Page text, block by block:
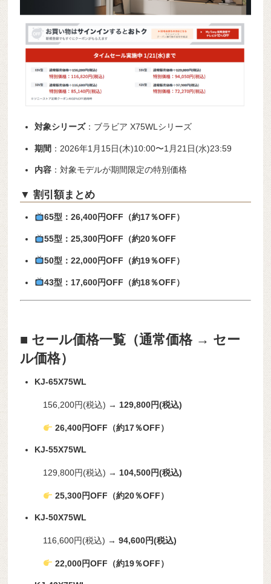
対象シリーズ：ブラビア X75WLシリーズ
期間 ：2026年1月15日(木)10:00〜1月21日(水)23:59
内容 ：対象モデルが期間限定の特別価格
▼ 割引額まとめ
65型：26,400円OFF（約17％OFF）
55型：25,300円OFF（約20％OFF
50型：22,000円OFF（約19％OFF）
43型：17,600円OFF（約18％OFF）
■ セール価格一覧（通常価格 → セー
ル価格）
KJ-65X75WL
156,200円(税込) →129,800円(税込)
26,400円OFF（約17％OFF）
KJ-55X75WL
129,800円(税込) →104,500円(税込)
25,300円OFF（約20％OFF）
KJ-50X75WL
116,600円(税込) →94,600円(税込)
22,000円OFF（約19％OFF）